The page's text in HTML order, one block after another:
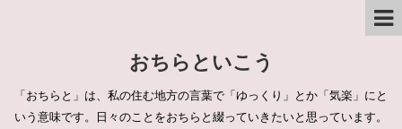
おちらといこう
「おちらと」は、私の住む地方の言葉で「ゆっくり」とか「気楽」にと
いう意味です。日々のことをおちらと綴っていきたいと思っています。